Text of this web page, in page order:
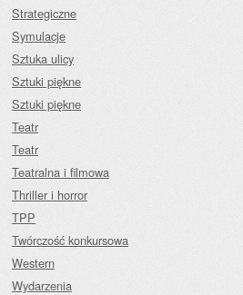
Strategiczne
Symulacje
Sztuka ulicy
Sztuki piękne
Sztuki piękne
Teatr
Teatr
Teatralna i filmowa
Thriller i horror
TPP
Twórczość konkursowa
Western
Wydarzenia